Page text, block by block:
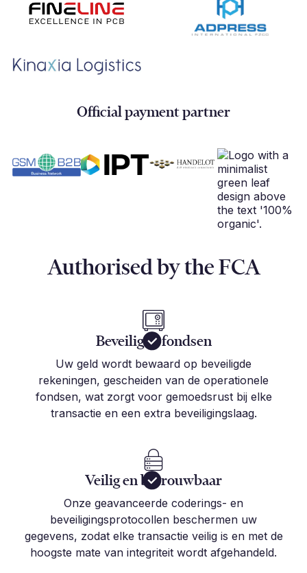
Official payment partner
Authorised by the FCA
Beveiligde fondsen
Uw geld wordt bewaard op beveiligde
rekeningen, gescheiden van de operationele
fondsen, wat zorgt voor gemoedsrust bij elke
transactie en een extra beveiligingslaag.
Veilig en betrouwbaar
Onze geavanceerde coderings- en
beveiligingsprotocollen beschermen uw
gegevens, zodat elke transactie veilig is en met de
hoogste mate van integriteit wordt afgehandeld.